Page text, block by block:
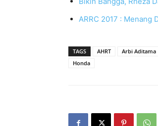
ARRC 2017 : Menang
TAGS AHRT Arbi Aditama
Honda